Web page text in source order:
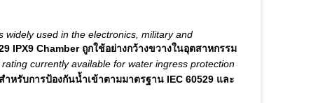
widely used in the electronics, military and
IPX9 Chamber ถูกใช้อย่างกว้างขวางในอุตสาหกรรม
currently available for water ingress protection
หรับการป้องกันน้ำเข้าตามมาตรฐาน IEC 60529 และ